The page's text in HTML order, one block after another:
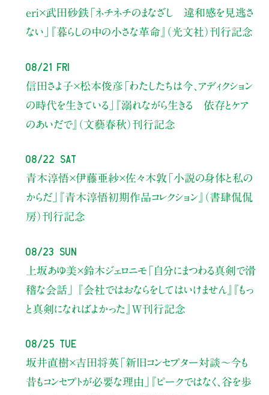
eri×武田砂鉄「ネチネチのまなざし 違和感を見逃さ
ない」
『暮らしの中の小さな革命』（光文社）刊行記念
08/21 Fri
信田さよ子×松本俊彦 「わたしたちは今、アディクション
の時代を生きている」
『溺れながら生きる 依存とケア
のあいだで』（文藝春秋）刊行記念
08/22 Sat
青木淳悟×伊藤亜紗×佐々木敦 「小説の身体と私の
からだ」
『青木淳悟初期作品コレクション』（書肆侃侃
房）刊行記念
08/23 Sun
上坂あゆ美×鈴木ジェロニモ 「自分にまつわる真剣で滑
稽な会話」
『会社ではおならをしてはいけません』『もっ
と真剣になればよかった』W刊行記念
08/25 Tue
坂井直樹×吉田将英「新旧コンセプター対談～今も
昔もコンセプトが必要な理由」
『ピークではなく、谷を歩